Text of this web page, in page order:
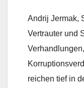
Andrij Jermak,
Vertrauter und
reichen tief in